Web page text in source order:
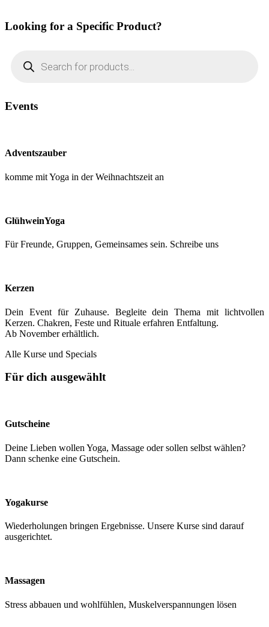
Looking for a Specific Product?
search
Events
Adventszauber
komme mit Yoga in der Weihnachtszeit an
GlühweinYoga
Für Freunde, Gruppen, Gemeinsames sein. Schreibe uns
Kerzen
Dein Event für Zuhause. Begleite dein Thema mit lichtvollen
Kerzen. Chakren, Feste und Rituale erfahren Entfaltung.
Ab November erhältlich.
Alle Kurse und Specials
Für dich ausgewählt
Gutscheine
Deine Lieben wollen Yoga, Massage oder sollen selbst wählen?
Dann schenke eine Gutschein.
Yogakurse
Wiederholungen bringen Ergebnisse. Unsere Kurse sind darauf
ausgerichtet.
Massagen
Stress abbauen und wohlfühlen, Muskelverspannungen lösen